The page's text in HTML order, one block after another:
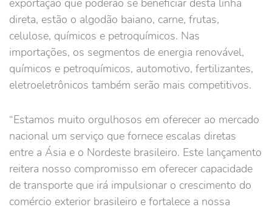
exportação que poderão se beneficiar desta linha
direta, estão o algodão baiano, carne, frutas,
celulose, químicos e petroquímicos. Nas
importações, os segmentos de energia renovável,
químicos e petroquímicos, automotivo, fertilizantes,
eletroeletrônicos também serão mais competitivos.
“Estamos muito orgulhosos em oferecer ao mercado
nacional um serviço que fornece escalas diretas
entre a Ásia e o Nordeste brasileiro. Este lançamento
reitera nosso compromisso em oferecer capacidade
de transporte que irá impulsionar o crescimento do
comércio exterior brasileiro e fortalece a nossa